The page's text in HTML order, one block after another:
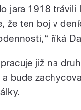
jara 1918 trávili
že ten boj v
říká
již na
bude